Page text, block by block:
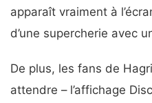
apparaît vraiment à
d’une supercherie avec
De plus, les fans de
attendre – l’affichage